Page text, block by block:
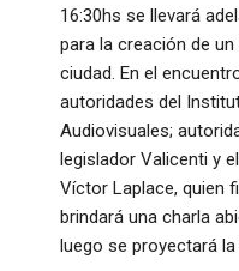
16:30hs se llevará
para la creación de
ciudad. En el
autoridades del
Audiovisuales;
legislador Valicenti y
Víctor Laplace, quien
brindará una charla
luego se proyectará la